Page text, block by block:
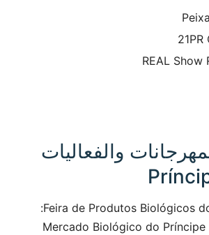
REAL Show
والفعاليات
Feira de Produtos Biológicos do Príncipe Real:
تُعرف أيضًا باسم Mercado Biológico do Príncipe